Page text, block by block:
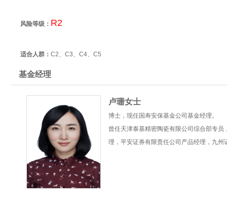
风险等级： R2
适合人群： C2、C3、C4、C5
基金经理
卢珊女士
博士，现任国寿安保基金公司基金经理。
曾任天津泰基精密陶瓷有限公司综合部专
理，平安证券有限责任公司产品经理，九州